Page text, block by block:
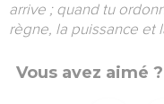
arrive ; quand tu
règne, la puissance et
Vous avez aimé